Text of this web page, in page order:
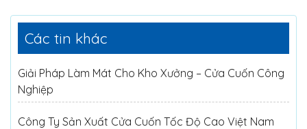
Các tin khác
Giải Pháp Làm Mát Cho Kho Xưởng – Cửa Cuốn Công
Nghiệp
Công Ty Sản Xuất Cửa Cuốn Tốc Độ Cao Việt Nam